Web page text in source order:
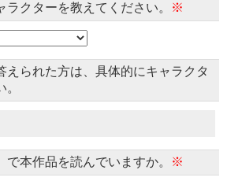
ラクターを教えてください。 ※
えられた方は、具体的にキャラクタ
で本作品を読んでいますか。 ※